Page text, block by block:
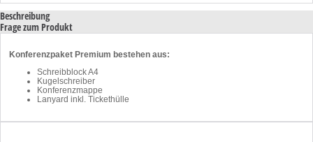
Beschreibung
Frage zum Produkt
Konferenzpaket Premium bestehen aus:
Schreibblock A4
Kugelschreiber
Konferenzmappe
Lanyard inkl. Tickethülle